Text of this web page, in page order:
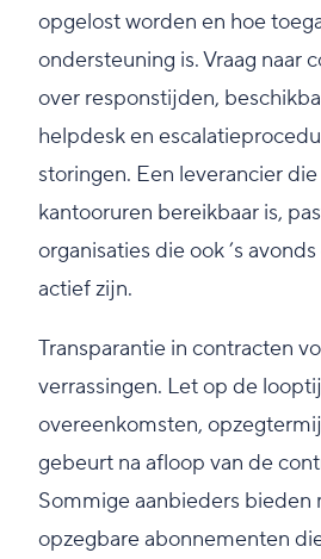
opgelost worden en hoe
ondersteuning is. Vraag naar
over responstijden,
helpdesk en
storingen. Een leverancier
kantooruren bereikbaar is,
organisaties die ook ’s
actief zijn.
Transparantie in contracten
verrassingen. Let op de
overeenkomsten,
gebeurt na afloop van de
Sommige aanbieders bieden
opzegbare abonnementen